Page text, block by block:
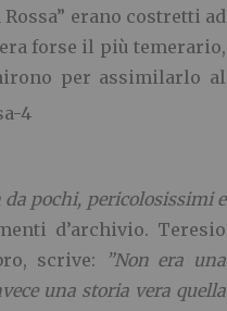
erano costretti ad
forse il più temerario,
per assimilarlo al
pochi, pericolosissimi e
d’archivio. Teresio
scrive:
”Non era una
una storia vera quella